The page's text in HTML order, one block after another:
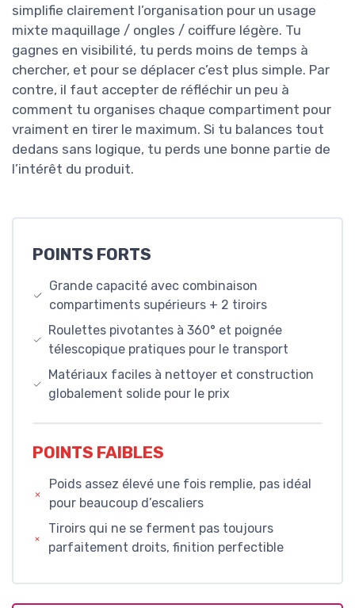
simplifie clairement l’organisation pour un usage
mixte maquillage / ongles / coiffure légère. Tu
gagnes en visibilité, tu perds moins de temps à
chercher, et pour se déplacer c’est plus simple. Par
contre, il faut accepter de réfléchir un peu à
comment tu organises chaque compartiment pour
vraiment en tirer le maximum. Si tu balances tout
dedans sans logique, tu perds une bonne partie de
l’intérêt du produit.
POINTS FORTS
Grande capacité avec combinaison
compartiments supérieurs + 2 tiroirs
Roulettes pivotantes à 360° et poignée
télescopique pratiques pour le transport
Matériaux faciles à nettoyer et construction
globalement solide pour le prix
POINTS FAIBLES
Poids assez élevé une fois remplie, pas idéal
pour beaucoup d’escaliers
Tiroirs qui ne se ferment pas toujours
parfaitement droits, finition perfectible